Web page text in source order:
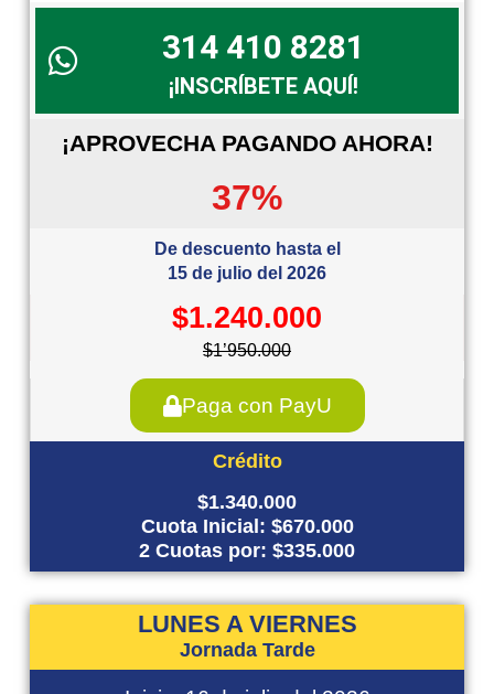
314 410 8281
¡INSCRÍBETE AQUÍ!
¡APROVECHA PAGANDO AHORA!
37%
De descuento hasta el
15 de julio del 2026
$1.240.000
$1’950.000
Paga con PayU
Crédito
$1.340.000
Cuota Inicial: $670.000
2 Cuotas por: $335.000
LUNES A VIERNES
Jornada Tarde